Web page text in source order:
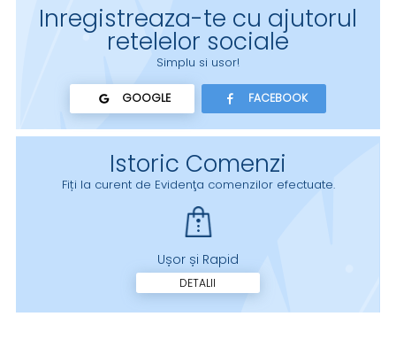
Inregistreaza-te cu ajutorul
retelelor sociale
Simplu si usor!
GOOGLE FACEBOOK
Istoric Comenzi
Fiți la curent de Evidenţa comenzilor efectuate.
Ușor și Rapid
DETALII